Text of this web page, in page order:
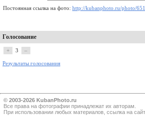
Постоянная ссылка на фото: http://kubanphoto.ru/photo/
Голосование
+ 3 –
Результаты голосования
© 2003-2026 KubanPhoto.ru
Все прaва на фотографии принадлежат их авторам.
При использовании любых материалов, ссылка на сайт